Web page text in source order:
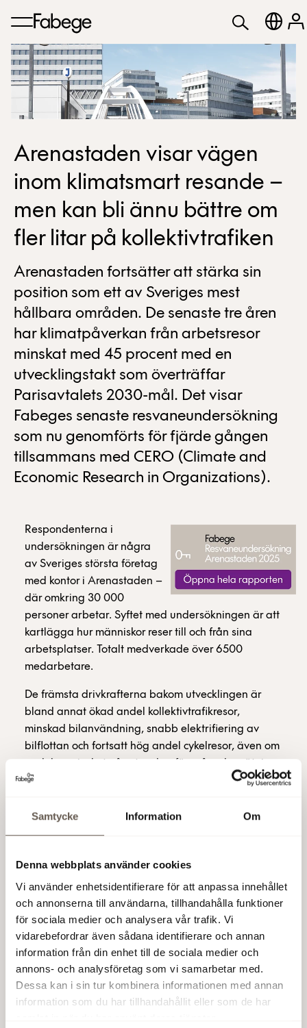
Samtycke Information Om
Denna webbplats använder cookies
Vi använder enhetsidentifierare för att anpassa innehållet
och annonserna till användarna, tillhandahålla funktioner
för sociala medier och analysera vår trafik. Vi
vidarebefordrar även sådana identifierare och annan
information från din enhet till de sociala medier och
annons- och analysföretag som vi samarbetar med.
Dessa kan i sin tur kombinera informationen med annan
information som du har tillhandahållit eller som de har
Arenastaden visar vägen
inom klimatsmart resande –
men kan bli ännu bättre om
fler litar på kollektivtrafiken
Arenastaden fortsätter att stärka sin
position som ett av Sveriges mest
hållbara områden. De senaste tre åren
har klimatpåverkan från arbetsresor
minskat med 45 procent med en
utvecklingstakt som överträffar
Parisavtalets 2030-mål. Det visar
Fabeges senaste resvaneundersökning
som nu genomförts för fjärde gången
tillsammans med CERO (Climate and
Economic Research in Organizations).
Respondenterna i
undersökningen är några
av Sveriges största företag
med kontor i Arenastaden –
där omkring 30 000
personer arbetar. Syftet med undersökningen är att
kartlägga hur människor reser till och från sina
arbetsplatser. Totalt medverkade över 6500
medarbetare.
De främsta drivkrafterna bakom utvecklingen är
bland annat ökad andel kollektivtrafikresor,
minskad bilanvändning, snabb elektrifiering av
bilflottan och fortsatt hög andel cykelresor, även om
andelen minskat något sedan föregående mätning.
klimatansvar. Undersökningen visar dessutom vilka
positiva riktningen framåt, säger Markus Robért,
–Statistiken bekräftar att utvecklingen fortsätter gå
åt rätt håll och det är ett styrkebesked för
Arenastaden. Det visar också att modern
stadsutveckling och klimatansvar går att förena i
praktiken, och att näringslivet bygger bilden av
Stockholm som en hållbar stad i framkant, säger
Mia Häggström, hållbarhetschef på Fabege.